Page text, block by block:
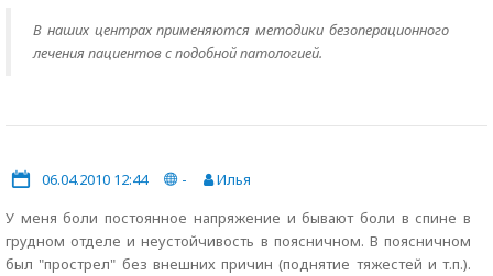
В наших центрах применяются методики безоперационного
лечения пациентов с подобной патологией.
06.04.2010 12:44 -
Илья
У меня боли постоянное напряжение и бывают боли в спине в
грудном отделе и неустойчивость в поясничном. В поясничном
был "прострел" без внешних причин (поднятие тяжестей и т.п.).